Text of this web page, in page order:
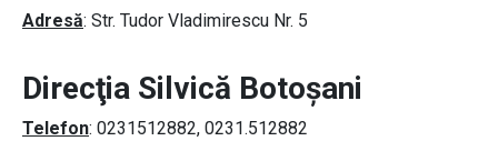
Adresă: Str. Tudor Vladimirescu Nr. 5
Direcţia Silvică Botoşani
Telefon: 0231512882, 0231.512882